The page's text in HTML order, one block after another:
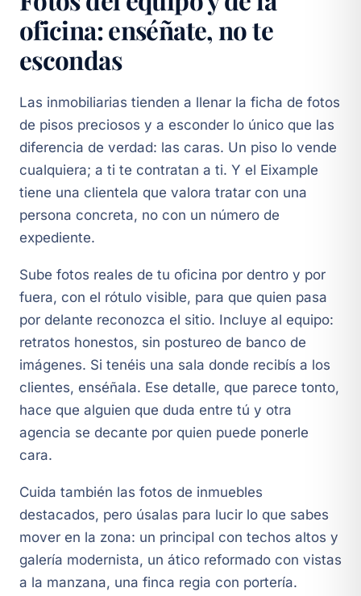
oficina: enséñate, no te
escondas
Las inmobiliarias tienden a llenar la ficha de fotos
de pisos preciosos y a esconder lo único que las
diferencia de verdad: las caras. Un piso lo vende
cualquiera; a ti te contratan a ti. Y el Eixample
tiene una clientela que valora tratar con una
persona concreta, no con un número de
expediente.
Sube fotos reales de tu oficina por dentro y por
fuera, con el rótulo visible, para que quien pasa
por delante reconozca el sitio. Incluye al equipo:
retratos honestos, sin postureo de banco de
imágenes. Si tenéis una sala donde recibís a los
clientes, enséñala. Ese detalle, que parece tonto,
hace que alguien que duda entre tú y otra
agencia se decante por quien puede ponerle
cara.
Cuida también las fotos de inmuebles
destacados, pero úsalas para lucir lo que sabes
mover en la zona: un principal con techos altos y
galería modernista, un ático reformado con vistas
a la manzana, una finca regia con portería.